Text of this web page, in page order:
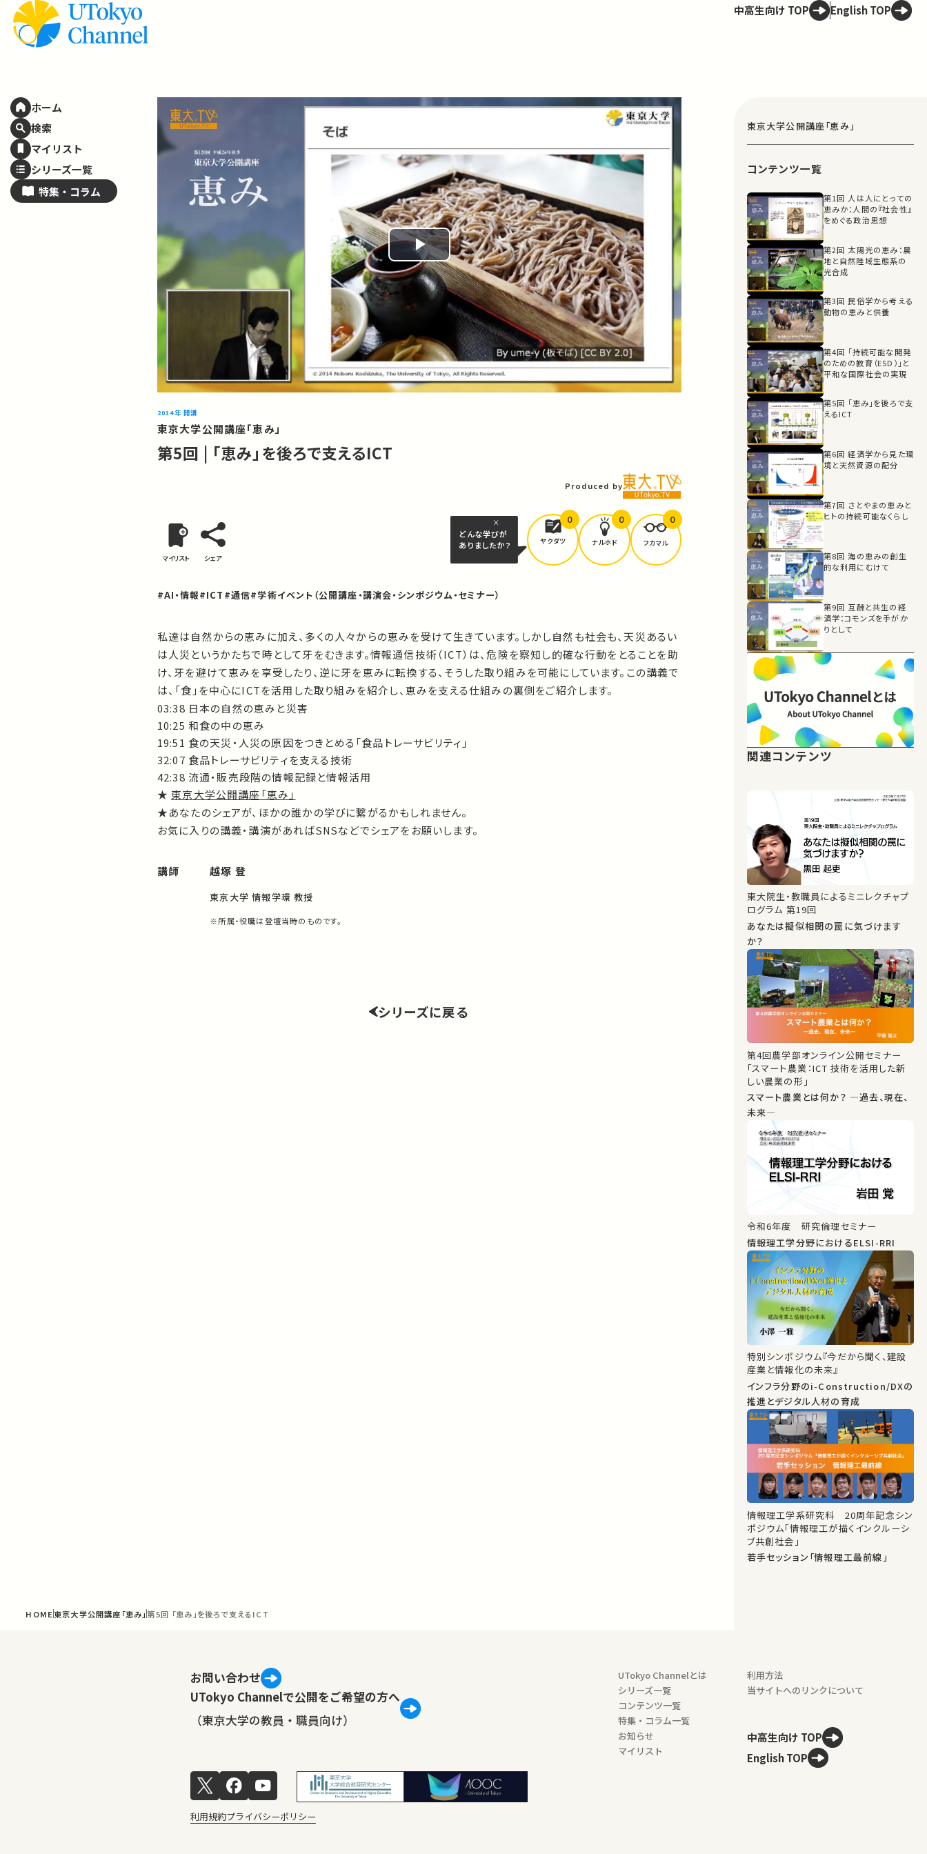
ホーム
検索
マイリスト
シリーズ一覧
特集・ コラム
中高生向け TOP English TOP
Play
Video
2014年 開講
東京大学公開講座「恵み」
第5回 | 「恵み」を後ろで支えるICT
Produced by
マイリスト シェア
どんな学びが
ありましたか？
ヤクダツ
0
ナルホド
0
フカマル
0
#AI・情報#ICT #通信#学術イベント（公開講座・講演会・シンポジウム・セミナー）
私達は自然からの恵みに加え、多くの人々からの恵みを受けて生きています。しかし自然も社会も、天災あるい
は人災というかたちで時として牙をむきます。情報通信技術（ICT）は、危険を察知し的確な行動をとることを助
け、牙を避けて恵みを享受したり、逆に牙を恵みに転換する、そうした取り組みを可能にしています。この講義で
は、「食」を中心にICTを活用した取り組みを紹介し、恵みを支える仕組みの裏側をご紹介します。
03:38 日本の自然の恵みと災害
10:25 和食の中の恵み
19:51 食の天災・人災の原因をつきとめる「食品トレーサビリティ」
32:07 食品トレーサビリティを支える技術
42:38 流通・販売段階の情報記録と情報活用
★ 東京大学公開講座「恵み」
★あなたのシェアが、ほかの誰かの学びに繋がるかもしれません。
お気に入りの講義・講演があればSNSなどでシェアをお願いします。
講師 越塚 登
東京大学 情報学環 教授
※所属・役職は登壇当時のものです。
シリーズに戻る
HOME東京大学公開講座「恵み」 第5回 「恵み」を後ろで支えるICT
東京大学公開講座「恵み」
コンテンツ一覧
第1回 人は人にとっての
恵みか：人間の『社会性』
をめぐる政治思想
第2回 太陽光の恵み：農
地と自然陸域生態系の
光合成
第3回 民俗学から考える
動物の恵みと供養
第4回 「持続可能な開発
のための教育（ESD）」と
平和な国際社会の実現
第5回 「恵み」を後ろで支
えるICT
第6回 経済学から見た環
境と天然資源の配分
第7回 さとやまの恵みと
ヒトの持続可能なくらし
第8回 海の恵みの創生
的な利用にむけて
第9回 互酬と共生の経
済学：コモンズを手がか
りとして
関連コンテンツ
東大院生・教職員によるミニレクチャプ
ログラム 第19回
あなたは擬似相関の罠に気づけます
か？
第4回農学部オンライン公開セミナー
「スマート農業：ICT 技術を活用した新
しい農業の形」
スマート農業とは何か？ ―過去、現在、
未来―
令和6年度 研究倫理セミナー
情報理工学分野におけるELSI-RRI
特別シンポジウム『今だから聞く、建設
産業と情報化の未来』
インフラ分野のi-Construction/DXの
推進とデジタル人材の育成
情報理工学系研究科 20周年記念シン
ポジウム「情報理工が描くインクルーシ
ブ共創社会」
若手セッション「情報理工最前線」
お問い合わせ
UTokyo Channelで公開をご希望の方へ
（東京大学の教員・職員向け）
UTokyo Channelとは
シリーズ一覧
コンテンツ一覧
特集・コラム一覧
お知らせ
マイリスト
利用方法
当サイトへのリンクについて
中高生向け TOP
English TOP
利用規約プライバシーポリシー